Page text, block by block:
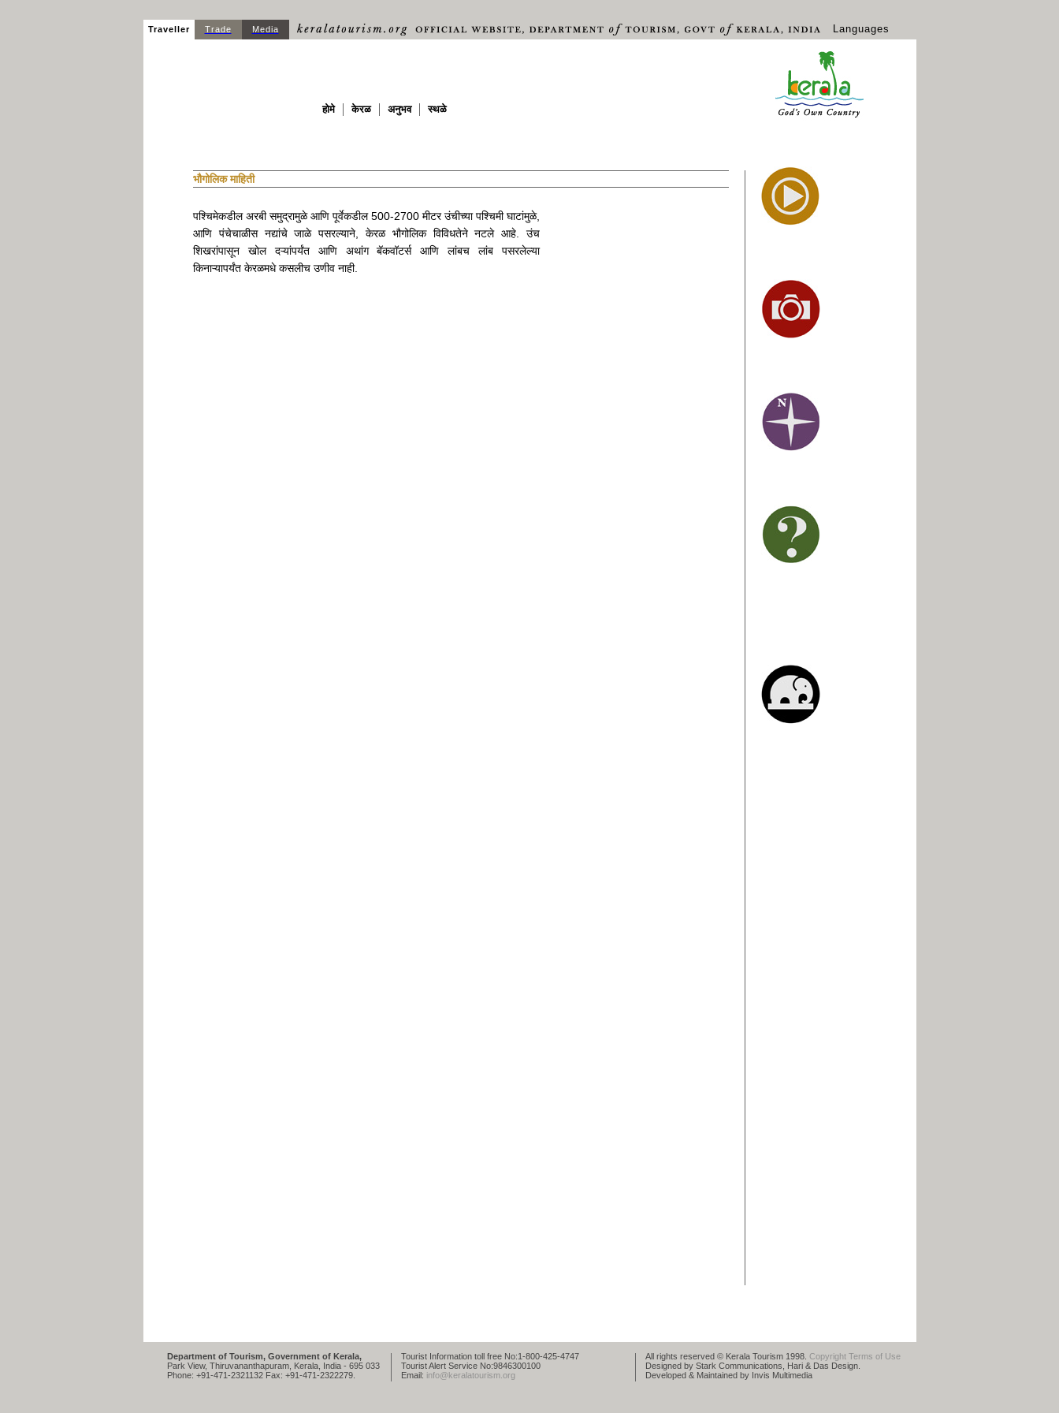
Traveller Trade Media Languages
होमे केरळ अनुभव स्थळे
भौगोलिक माहिती
पश्चिमेकडील अरबी समुद्रामुळे आणि पूर्वेकडील 500-2700 मीटर उंचीच्या पश्चिमी घाटांमुळे,
आणि पंचेचाळीस नद्यांचे जाळे पसरल्याने, केरळ भौगोलिक विविधतेने नटले आहे. उंच
शिखरांपासून खोल दऱ्यांपर्यंत आणि अथांग बॅकवॉटर्स आणि लांबच लांब पसरलेल्या
किनाऱ्यापर्यंत केरळमधे कसलीच उणीव नाही.
Department of Tourism, Government of Kerala,
Park View, Thiruvananthapuram, Kerala, India - 695 033
Phone: +91-471-2321132 Fax: +91-471-2322279.
Tourist Information toll free No:1-800-425-4747
Tourist Alert Service No:9846300100
Email: info@keralatourism.org
All rights reserved © Kerala Tourism 1998. Copyright Terms of Use
Designed by Stark Communications, Hari & Das Design.
Developed & Maintained by Invis Multimedia